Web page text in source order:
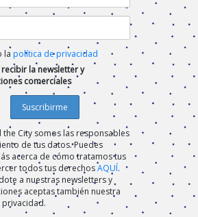
la política de privacidad
la newsletter y
comerciales
the City somos las responsables
de tus datos. Puedes
acerca de cómo tratamos tus
todos tus derechosAQUÍ.
a nuestras newsletters y
aceptas también nuestra